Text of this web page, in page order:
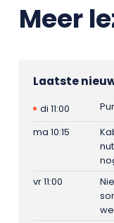
Meer
Laatste
di 11:00
ma 10:15
vr 11:00